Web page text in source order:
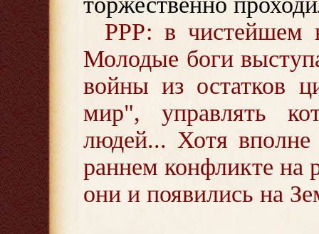
РРР: в чистейшем
Молодые боги
войны из остатков
мир", управлять
людей... Хотя
раннем конфликте на
они и появились на